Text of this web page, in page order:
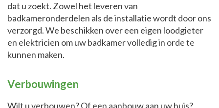
dat u zoekt. Zowel het leveren van
badkameronderdelen als de installatie wordt door ons
verzorgd. We beschikken over een eigen loodgieter
en elektricien om uw badkamer volledig in orde te
kunnen maken.
Verbouwingen
Wilt u verbouwen? Of een aanbouw aan uw huis?